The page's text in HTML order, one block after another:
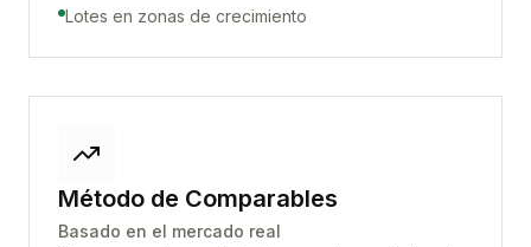
Lotes en zonas de crecimiento
Método de Comparables
Basado en el mercado real